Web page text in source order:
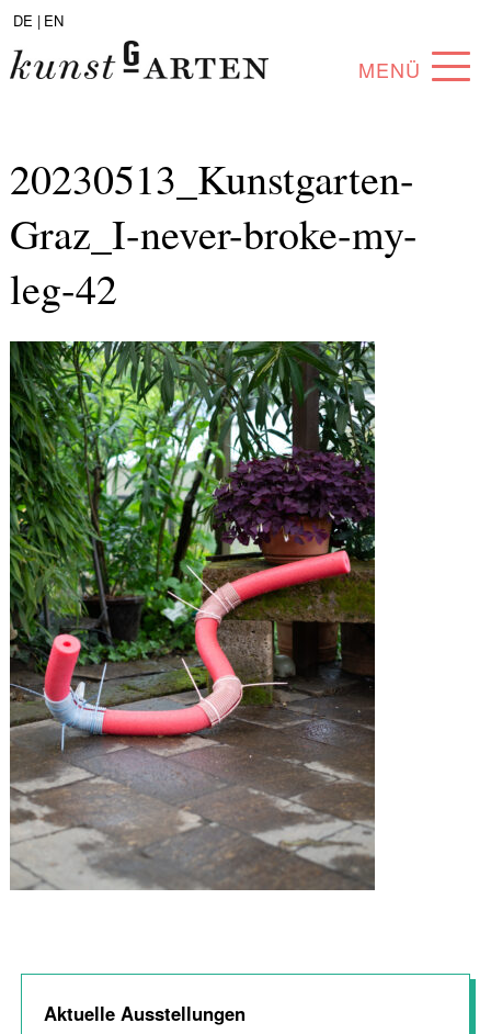
DE | EN
MENÜ
ABOUT
SAMMLUNG
ANGEBOTE
20230513_Kunstgarten-
Graz_I-never-broke-my-
leg-42
Aktuelle Ausstellungen